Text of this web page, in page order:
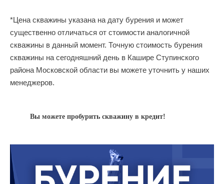
*Цена скважины указана на дату бурения и может
существенно отличаться от стоимости аналогичной
скважины в данный момент. Точную стоимость бурения
скважины на сегодняшний день в Кашире Ступинского
района Московской области вы можете уточнить у наших
менеджеров.
Вы можете пробурить скважину в кредит!